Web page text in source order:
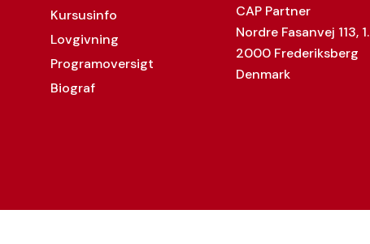
Kursusinfo
Lovgivning
Programoversigt
Biograf
CAP Partner
Nordre Fasanvej 113, 1.
2000 Frederiksberg
Denmark